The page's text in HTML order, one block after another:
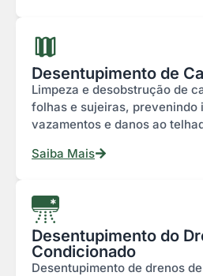
Desentupimento de
Limpeza e desobstrução de
folhas e sujeiras, prevenindo
vazamentos e danos ao
Saiba Mais
Desentupimento do
Condicionado
Desentupimento de drenos